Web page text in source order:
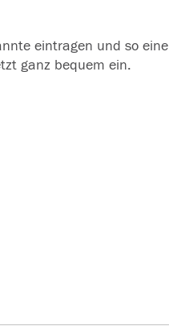
eintragen und so eine
ganz bequem ein.